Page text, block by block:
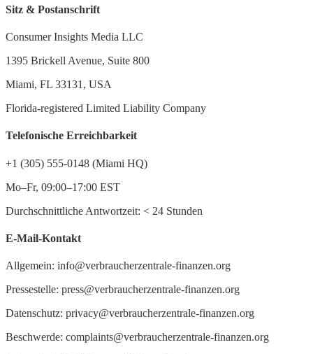
Sitz & Postanschrift
Consumer Insights Media LLC
1395 Brickell Avenue, Suite 800
Miami, FL 33131, USA
Florida-registered Limited Liability Company
Telefonische Erreichbarkeit
+1 (305) 555-0148 (Miami HQ)
Mo–Fr, 09:00–17:00 EST
Durchschnittliche Antwortzeit: < 24 Stunden
E-Mail-Kontakt
Allgemein: info@verbraucherzentrale-finanzen.org
Pressestelle: press@verbraucherzentrale-finanzen.org
Datenschutz: privacy@verbraucherzentrale-finanzen.org
Beschwerde: complaints@verbraucherzentrale-finanzen.org